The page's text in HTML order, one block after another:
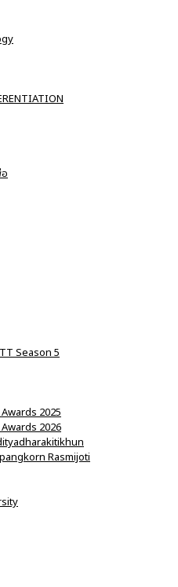
Season 5
2025
2026
Rasmijoti